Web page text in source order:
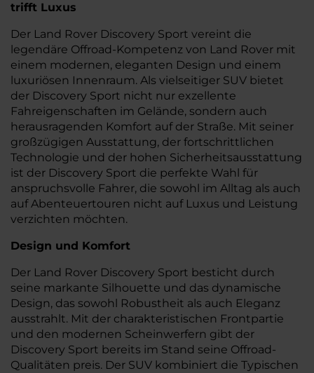
trifft Luxus
Der Land Rover Discovery Sport vereint die
legendäre Offroad-Kompetenz von Land Rover mit
einem modernen, eleganten Design und einem
luxuriösen Innenraum. Als vielseitiger SUV bietet
der Discovery Sport nicht nur exzellente
Fahreigenschaften im Gelände, sondern auch
herausragenden Komfort auf der Straße. Mit seiner
großzügigen Ausstattung, der fortschrittlichen
Technologie und der hohen Sicherheitsausstattung
ist der Discovery Sport die perfekte Wahl für
anspruchsvolle Fahrer, die sowohl im Alltag als auch
auf Abenteuertouren nicht auf Luxus und Leistung
verzichten möchten.
Design und Komfort
Der Land Rover Discovery Sport besticht durch
seine markante Silhouette und das dynamische
Design, das sowohl Robustheit als auch Eleganz
ausstrahlt. Mit der charakteristischen Frontpartie
und den modernen Scheinwerfern gibt der
Discovery Sport bereits im Stand seine Offroad-
Qualitäten preis. Der SUV kombiniert die Typischen